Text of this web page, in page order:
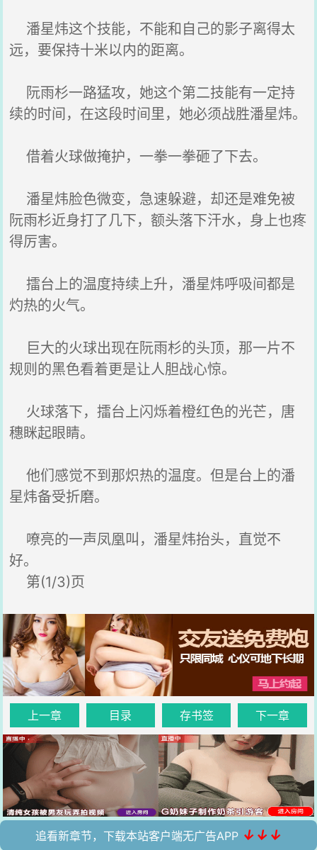
潘星炜这个技能，不能和自己的影子离得太
远，要保持十米以内的距离。
阮雨杉一路猛攻，她这个第二技能有一定持
续的时间，在这段时间里，她必须战胜潘星炜。
借着火球做掩护，一拳一拳砸了下去。
潘星炜脸色微变，急速躲避，却还是难免被
阮雨杉近身打了几下，额头落下汗水，身上也疼
得厉害。
擂台上的温度持续上升，潘星炜呼吸间都是
灼热的火气。
巨大的火球出现在阮雨杉的头顶，那一片不
规则的黑色看着更是让人胆战心惊。
火球落下，擂台上闪烁着橙红色的光芒，唐
穗眯起眼睛。
他们感觉不到那炽热的温度。但是台上的潘
星炜备受折磨。
嘹亮的一声凤凰叫，潘星炜抬头，直觉不
好。
第(1/3)页
上一章 目录 存书签 下一章
追看新章节，下载本站客户端无广告APP ↓↓↓